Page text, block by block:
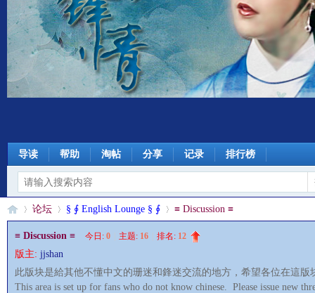
导读 帮助 淘帖 分享 记录 排行榜
»
论坛
›
§ ∮ English Lounge § ∮
›
≡ Discussion ≡
≡ Discussion ≡ 今日: 0 主题: 16 排名: 12
版主: jjshan
此版块是給其他不懂中文的珊迷和鋒迷交流的地方，希望各位在這
This area is set up for fans who do not know chinese. Please issue new